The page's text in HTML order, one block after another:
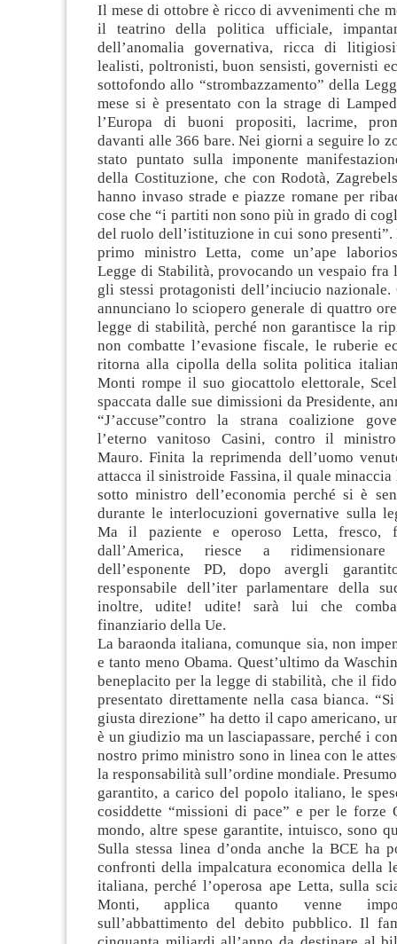
Il mese di ottobre è ricco di avvenimenti che
il teatrino della politica ufficiale,
dell’anomalia governativa, ricca di
lealisti, poltronisti, buon sensisti, governisti
sottofondo allo “strombazzamento” della
mese si è presentato con la strage di
l’Europa di buoni propositi, lacrime,
davanti alle 366 bare. Nei giorni a seguire lo
stato puntato sulla imponente
della Costituzione, che con Rodotà,
hanno invaso strade e piazze romane per
cose che “i partiti non sono più in grado di
del ruolo dell’istituzione in cui sono
primo ministro Letta, come un’ape
Legge di Stabilità, provocando un vespaio fra
gli stessi protagonisti dell’inciucio
annunciano lo sciopero generale di quattro
legge di stabilità, perché non garantisce la
non combatte l’evasione fiscale, le ruberie
ritorna alla cipolla della solita politica
Monti rompe il suo giocattolo elettorale,
spaccata dalle sue dimissioni da Presidente,
“J’accuse”contro la strana coalizione
l’eterno vanitoso Casini, contro il
Mauro. Finita la reprimenda dell’uomo
attacca il sinistroide Fassina, il quale
sotto ministro dell’economia perché si è
durante le interlocuzioni governative sulla
Ma il paziente e operoso Letta, fresco,
dall’America, riesce a
dell’esponente PD, dopo avergli
responsabile dell’iter parlamentare della
inoltre, udite! udite! sarà lui che
finanziario della Ue.
La baraonda italiana, comunque sia, non
e tanto meno Obama. Quest’ultimo da
beneplacito per la legge di stabilità, che il
presentato direttamente nella casa bianca.
giusta direzione” ha detto il capo americano,
è un giudizio ma un lasciapassare, perché i
nostro primo ministro sono in linea con le
la responsabilità sull’ordine mondiale.
garantito, a carico del popolo italiano, le
cosiddette “missioni di pace” e per le forze
mondo, altre spese garantite, intuisco, sono
Sulla stessa linea d’onda anche la BCE ha
confronti della impalcatura economica della
italiana, perché l’operosa ape Letta, sulla
Monti, applica quanto venne
sull’abbattimento del debito pubblico. Il